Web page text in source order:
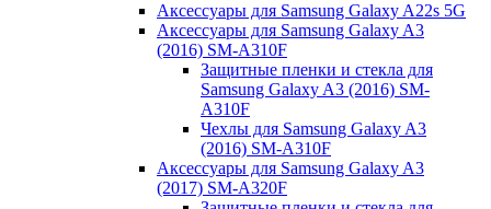
Аксессуары для Samsung Galaxy A22s 5G
Аксессуары для Samsung Galaxy A3
(2016) SM-A310F
Защитные пленки и стекла для
Samsung Galaxy A3 (2016) SM-
A310F
Чехлы для Samsung Galaxy A3
(2016) SM-A310F
Аксессуары для Samsung Galaxy A3
(2017) SM-A320F